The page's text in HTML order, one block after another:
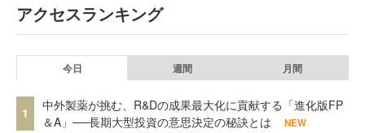
アクセスランキング
今日 週間 月間
1
中外製薬が挑む、R&Dの成果最大化に貢献する「進化版FP
＆A」──長期大型投資の意思決定の秘訣とは
NEW